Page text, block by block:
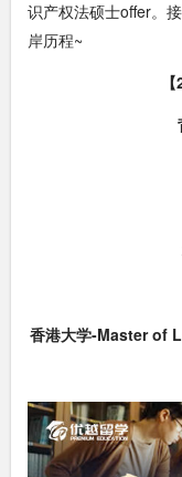
识产权法硕士offer。
岸历程~
香港大学-Master of